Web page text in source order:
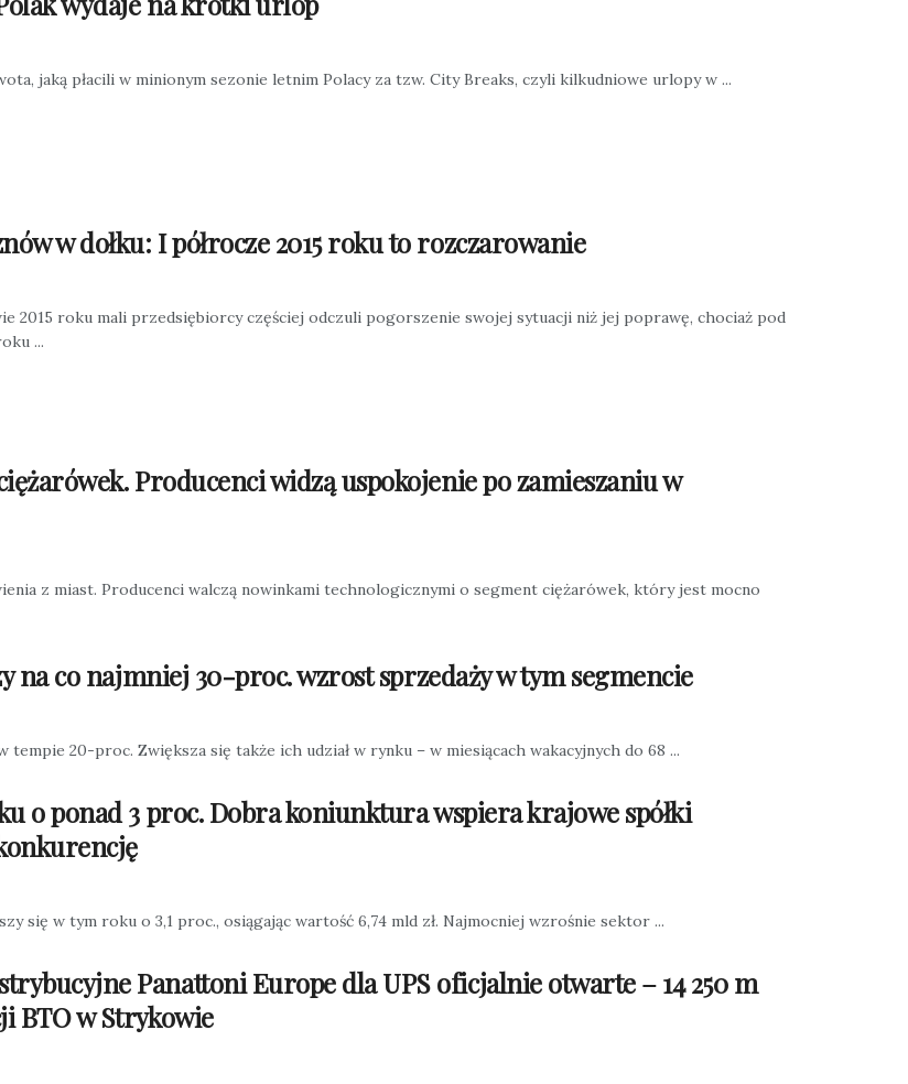
jaką płacili w minionym sezonie letnim Polacy za tzw. City Breaks, czyli kilkudniowe urlopy w ...
w dołku: I półrocze 2015 roku to rozczarowanie
2015 roku mali przedsiębiorcy częściej odczuli pogorszenie swojej sytuacji niż jej poprawę, chociaż pod
...
Producenci widzą uspokojenie po zamieszaniu w
z miast. Producenci walczą nowinkami technologicznymi o segment ciężarówek, który jest mocno
na co najmniej 30-proc. wzrost sprzedaży w tym segmencie
20-proc. Zwiększa się także ich udział w rynku – w miesiącach wakacyjnych do 68 ...
o ponad 3 proc. Dobra koniunktura wspiera krajowe spółki
się w tym roku o 3,1 proc., osiągając wartość 6,74 mld zł. Najmocniej wzrośnie sektor ...
Panattoni Europe dla UPS oficjalnie otwarte – 14 250 m
BTO w Strykowie